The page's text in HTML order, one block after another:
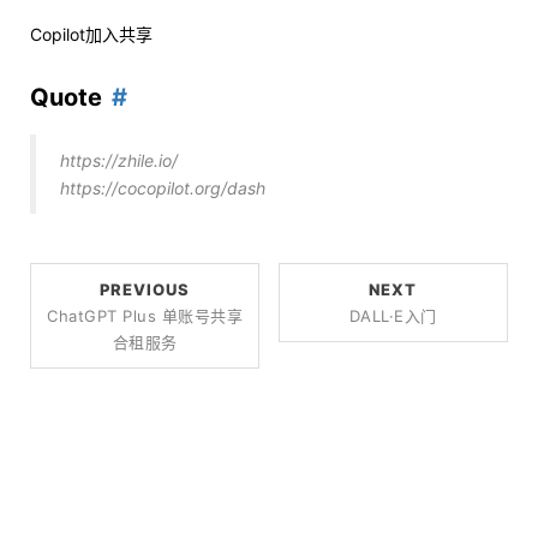
Copilot加入共享
Quote
https://zhile.io/
https://cocopilot.org/dash
PREVIOUS
ChatGPT Plus 单账号共享
合租服务
NEXT
DALL·E入门